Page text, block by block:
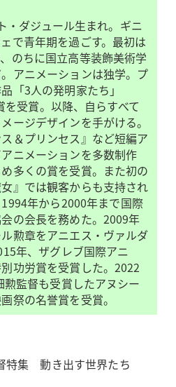
・ダジュール生まれ。ギニ
で青年期を過ごす。最初は
のちに国立高等装飾美術学
アニメーションは独学。プ
「3人の発明家たち」
を受賞。以降、自らすべて
ージデザインを手がける。
＆プリンセス』など短編ア
ニメーションを多数制作
多くの賞を受賞。また初の
』では観客からも支持され
年から2000年まで国際
の会長を務めた。2009年
勲章をアニエス・ヴァルダ
年、ザグレブ国際アニ
功労賞を受賞した。2022
監督も受賞したアヌシー
祭の名誉賞を受賞。
特集 動き出す世界たち